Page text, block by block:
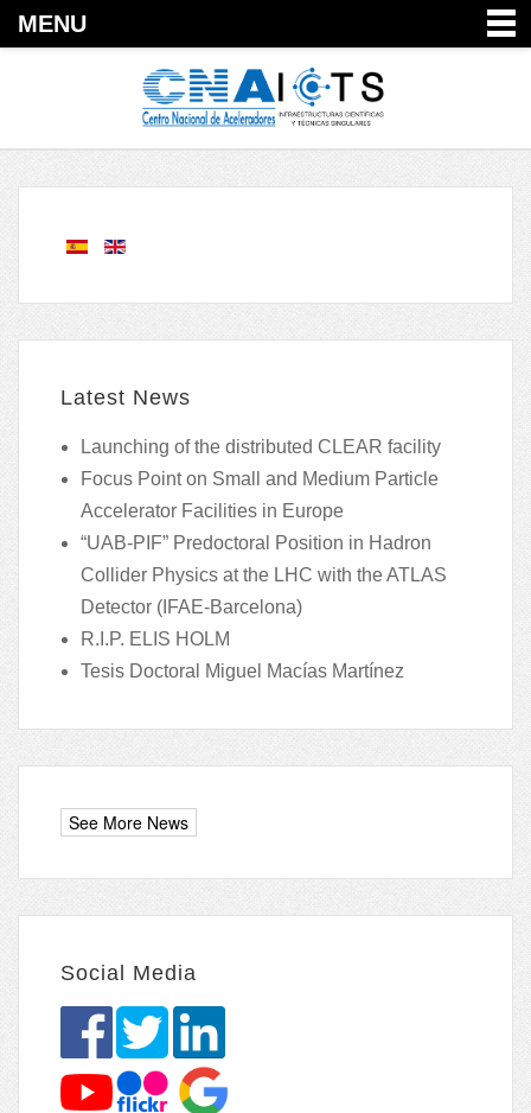
MENU
Latest News
Launching of the distributed CLEAR facility
Focus Point on Small and Medium Particle
Accelerator Facilities in Europe
“UAB-PIF” Predoctoral Position in Hadron
Collider Physics at the LHC with the ATLAS
Detector (IFAE-Barcelona)
R.I.P. ELIS HOLM
Tesis Doctoral Miguel Macías Martínez
Social Media